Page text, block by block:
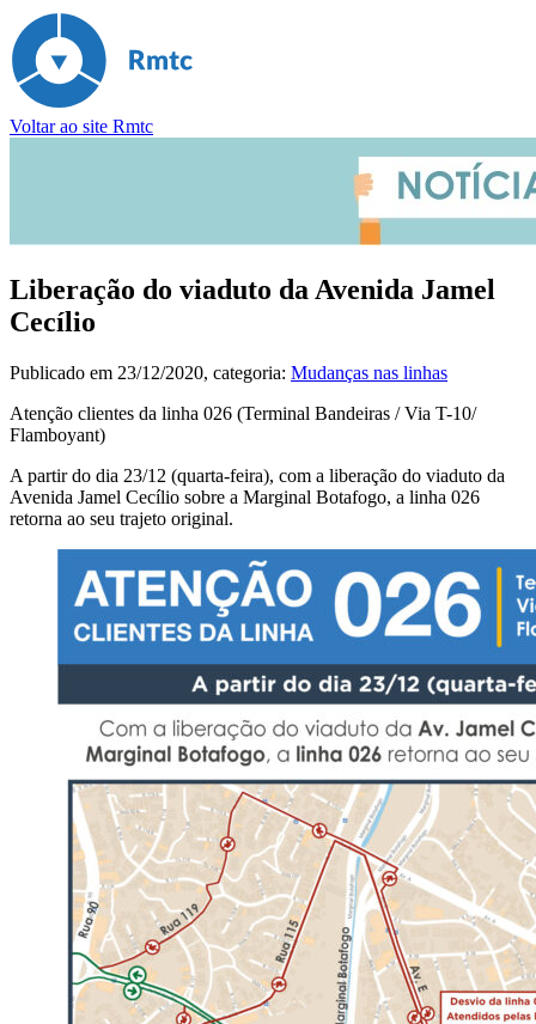
Voltar ao site Rmtc
Liberação do viaduto da Avenida Jamel
Cecílio
Publicado em 23/12/2020, categoria: Mudanças nas linhas
Atenção clientes da linha 026 (Terminal Bandeiras / Via T-10/
Flamboyant)
A partir do dia 23/12 (quarta-feira), com a liberação do viaduto da
Avenida Jamel Cecílio sobre a Marginal Botafogo, a linha 026
retorna ao seu trajeto original.